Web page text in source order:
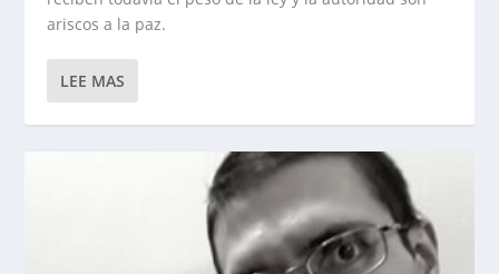
ariscos a la paz.
LEE MAS